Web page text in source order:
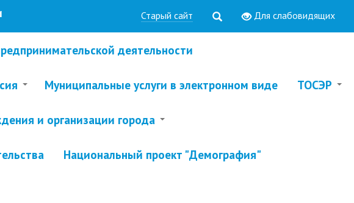
Старый сайт Для слабовидящих
деятельности
Муниципальные услуги в электронном виде ТОСЭР
и организации города
Национальный проект "Демография"